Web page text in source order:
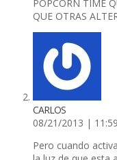
POPCORN TIME
QUE OTRAS
CARLOS
08/21/2013 |
Pero cuando